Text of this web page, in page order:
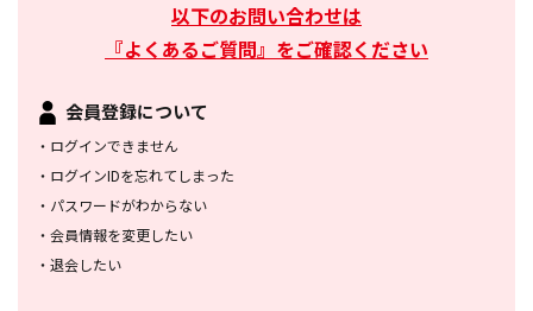
以下のお問い合わせは
『よくあるご質問』をご確認ください
会員登録について
・ ログインできません
・ ログインIDを忘れてしまった
・ パスワードがわからない
・ 会員情報を変更したい
・ 退会したい